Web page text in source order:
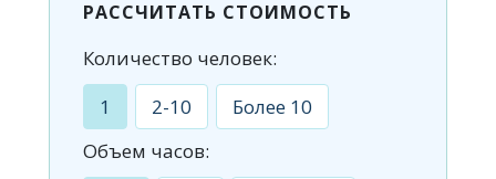
РАССЧИТАТЬ СТОИМОСТЬ
Количество человек:
1
2-10
Более 10
Объем часов: